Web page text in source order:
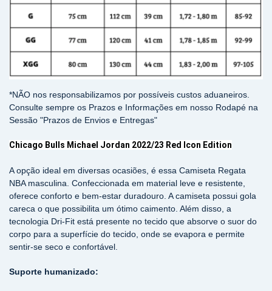
*NÃO nos responsabilizamos por possíveis custos aduaneiros.
Consulte sempre os Prazos e Informações em nosso Rodapé na
Sessão "Prazos de Envios e Entregas"
Chicago Bulls Michael Jordan 2022/23 Red Icon Edition
A opção ideal em diversas ocasiões, é essa Camiseta Regata
NBA masculina. Confeccionada em material leve e resistente,
oferece conforto e bem-estar duradouro. A camiseta possui gola
careca o que possibilita um ótimo caimento. Além disso, a
tecnologia Dri-Fit está presente no tecido que absorve o suor do
corpo para a superfície do tecido, onde se evapora e permite
sentir-se seco e confortável.
Suporte humanizado: